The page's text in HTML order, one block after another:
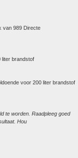
van 989 Directe
liter brandstof
voor 200 liter brandstof
te worden. Raadpleeg goed
Hou